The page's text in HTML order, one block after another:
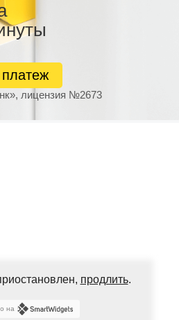
лицензия №2673
платеж
продлить.
на